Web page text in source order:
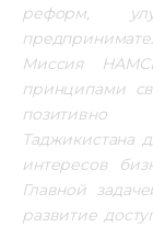
реформ,
Миссия
принципами
позитивно
Таджикистана
интересов
Главной
развитие